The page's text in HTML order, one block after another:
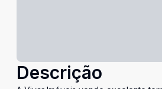
Descrição